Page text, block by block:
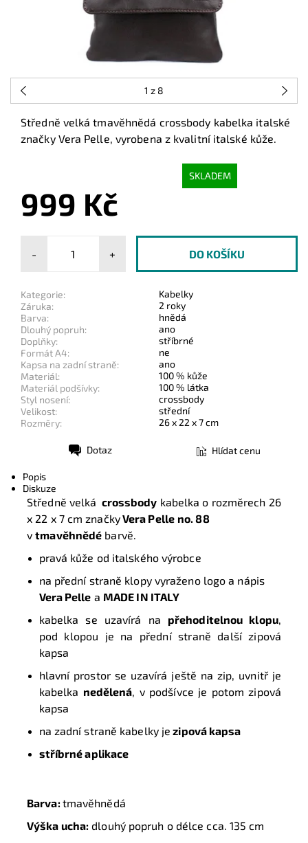
1 z 8
Středně velká tmavěhnědá crossbody kabelka italské
značky Vera Pelle, vyrobena z kvalitní italské kůže.
SKLADEM
999 Kč
- +
Kategorie:
Kabelky
Záruka:
2 roky
Barva:
hnědá
Dlouhý popruh:
ano
Doplňky:
stříbrné
Formát A4:
ne
Kapsa na zadní straně:
ano
Materiál:
100 % kůže
Materiál podšívky:
100 % látka
Styl nosení:
crossbody
Velikost:
střední
Rozměry:
26 x 22 x 7 cm
Dotaz Hlídat cenu
Popis
Diskuze
Středně velká crossbody kabelka o rozměrech 26
x 22 x 7 cm značkyVera Pelle no. 88
vtmavěhnědé barvě.
pravá kůže od italského výrobce
na přední straně klopy vyraženo logo a nápis
Vera Pelle a MADE IN ITALY
kabelka se uzavírá na přehoditelnou klopu,
pod klopou je na přední straně další zipová
kapsa
hlavní prostor se uzavírá ještě na zip, uvnitř je
kabelka nedělená, v podšívce je potom zipová
kapsa
na zadní straně kabelky je zipová kapsa
stříbrné aplikace
Barva:tmavěhnědá
Výška ucha: dlouhý popruh o délce cca. 135 cm